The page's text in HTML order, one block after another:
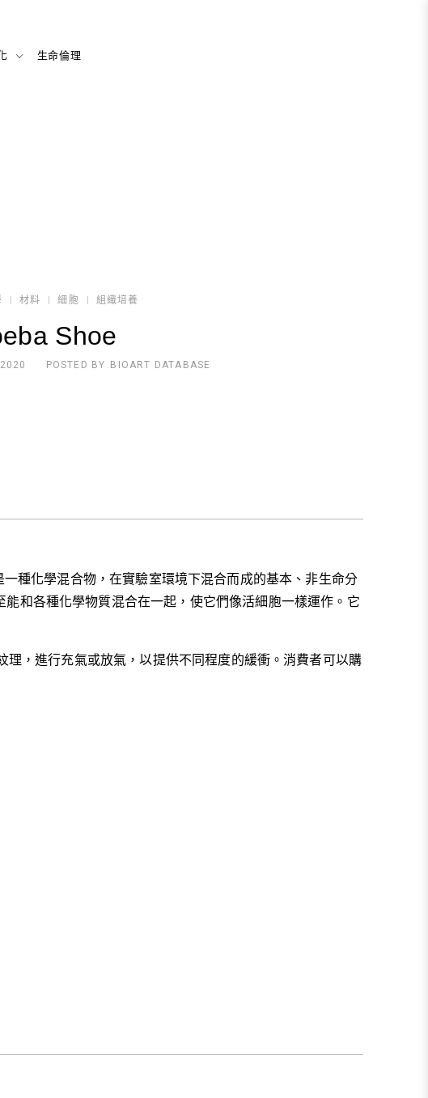
生命倫理
材料 細胞 組織培養
Shoe
POSTED BY BIOART DATABASE
種化學混合物，在實驗室環境下混合而成的基本、非生命分
和各種化學物質混合在一起，使它們像活細胞一樣運作。它
，進行充氣或放氣，以提供不同程度的緩衝。消費者可以購